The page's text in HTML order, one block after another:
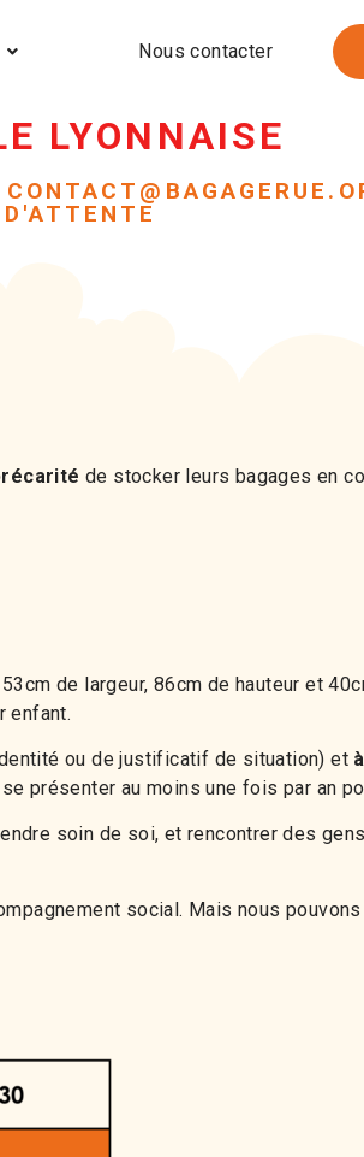
Nous contacter
LYONNAISE
de stocker leurs bagages en
de largeur, 86cm dehauteur et
enfant.
ou de justificatif de situation) et
présenter au moins une fois par an
soin de soi, et rencontrer des
social. Mais nous